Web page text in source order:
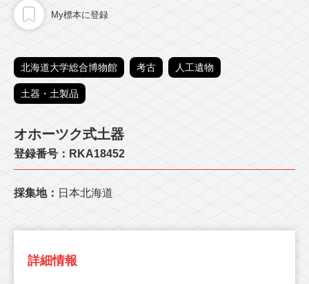
My標本に登録
北海道大学総合博物館 考古 人工遺物
土器・土製品
オホーツク式土器
登録番号：RKA18452
採集地： 日本北海道
詳細情報